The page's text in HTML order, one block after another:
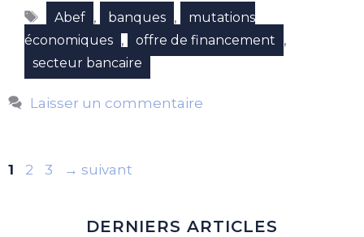
Étiquettes
Abef , banques ,
mutations
économiques , offre de financement ,
secteur bancaire
Laisser un commentaire
Page
1 Page
2 Page
3 → suivant
DERNIERS ARTICLES